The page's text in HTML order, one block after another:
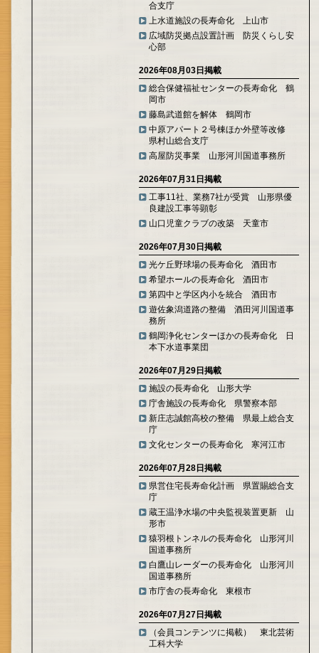
合支庁
上水道施設の長寿命化 上山市
広域防災拠点設置計画 防災くらし安
心部
2026年08月03日掲載
総合保健福祉センターの長寿命化 鶴
岡市
藤島武道館を解体 鶴岡市
中原アパート２号棟ほか外壁等改修
県村山総合支庁
高屋防災事業 山形河川国道事務所
2026年07月31日掲載
工事11社、業務7社が受賞 山形県優
良建設工事等顕彰
山口児童クラブの改築 天童市
2026年07月30日掲載
光ケ丘野球場の長寿命化 酒田市
希望ホールの長寿命化 酒田市
第四中と学区内小を統合 酒田市
遊佐象潟道路の整備 酒田河川国道事
務所
鶴岡浄化センターほかの長寿命化 日
本下水道事業団
2026年07月29日掲載
施設の長寿命化 山形大学
庁舎施設の長寿命化 県警察本部
新庄志誠館高校の整備 県最上総合支
庁
文化センターの長寿命化 寒河江市
2026年07月28日掲載
県営住宅長寿命化計画 県置賜総合支
庁
蔵王温浄水場の中央監視装置更新 山
形市
猿羽根トンネルの長寿命化 山形河川
国道事務所
白鷹山レーダーの長寿命化 山形河川
国道事務所
市庁舎の長寿命化 東根市
2026年07月27日掲載
（会員コンテンツに掲載） 東北芸術
工科大学